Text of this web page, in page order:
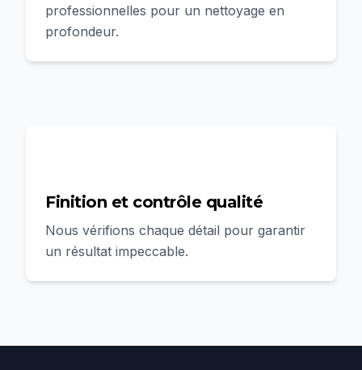
professionnelles pour un nettoyage en
profondeur.
Finition et contrôle qualité
Nous vérifions chaque détail pour garantir
un résultat impeccable.